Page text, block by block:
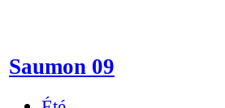
Saumon 09